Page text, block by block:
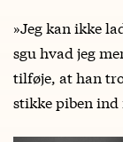
»Jeg kan ikke
sgu hvad jeg
tilføje, at han
stikke piben